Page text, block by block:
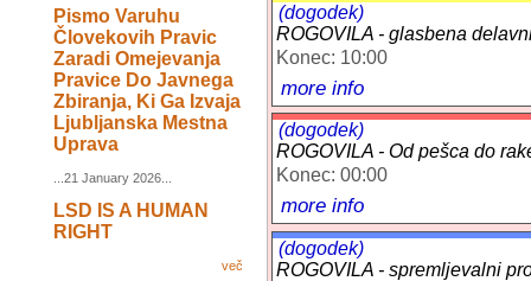
Pismo Varuhu
Človekovih Pravic
Zaradi Omejevanja
Pravice Do Javnega
Zbiranja, Ki Ga Izvaja
Ljubljanska Mestna
Uprava
...21 January 2026...
LSD IS A HUMAN
RIGHT
več
(dogodek)
ROGOVILA - glasbena
Konec: 10:00
more info
(dogodek)
ROGOVILA - Od pešca do
Konec: 00:00
more info
(dogodek)
ROGOVILA - spremljevalni